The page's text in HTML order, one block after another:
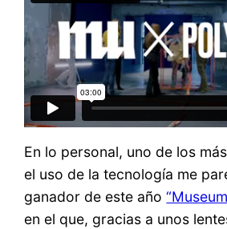
En lo personal, uno de los
el uso de la tecnología me
ganador de este año
en el que, gracias a unos